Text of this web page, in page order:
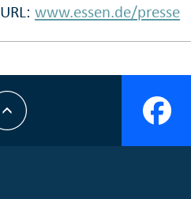
URL:www.essen.de/presse